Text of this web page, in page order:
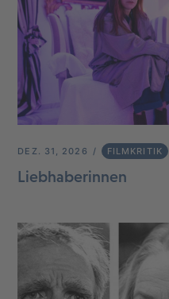
DEZ. 31, 2026 FILMKRITIK
Liebhaberinnen